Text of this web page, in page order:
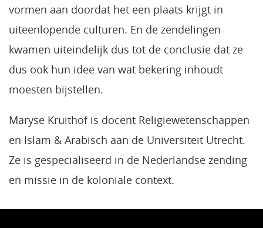
vormen aan doordat het een plaats krijgt in
uiteenlopende culturen. En de zendelingen
kwamen uiteindelijk dus tot de conclusie dat ze
dus ook hun idee van wat bekering inhoudt
moesten bijstellen.
Maryse Kruithof is docent Religiewetenschappen
en Islam & Arabisch aan de Universiteit Utrecht.
Ze is gespecialiseerd in de Nederlandse zending
en missie in de koloniale context.